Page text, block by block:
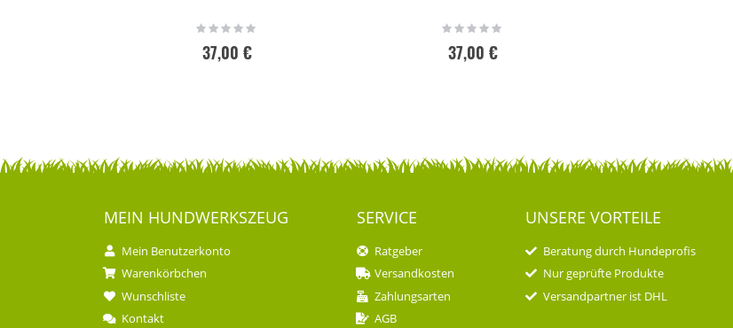
Rating:
37,00 €
Rating:
37,00 €
MEIN HUND­WERKSZEUG
Mein Benutzerkonto
Warenkörbchen
Wunschliste
Kontakt
SERVICE
Ratgeber
Versandkosten
Zahlungsarten
AGB
UNSERE VORTEILE
Beratung durch Hundeprofis
Nur geprüfte Produkte
Versandpartner ist DHL